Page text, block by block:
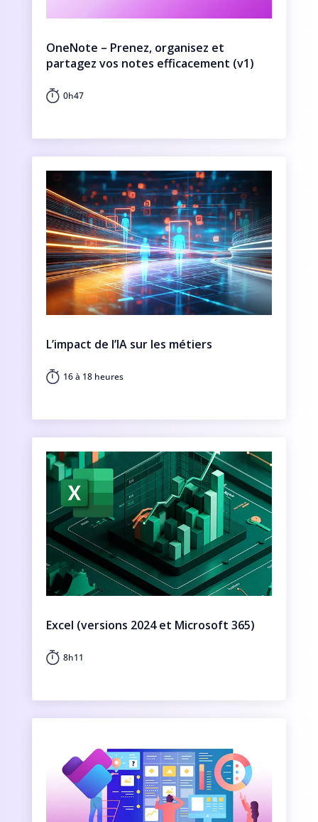
OneNote – Prenez, organisez et
partagez vos notes efficacement (v1)
0h47
L’impact de l’IA sur les métiers
16 à 18 heures
Excel (versions 2024 et Microsoft 365)
8h11